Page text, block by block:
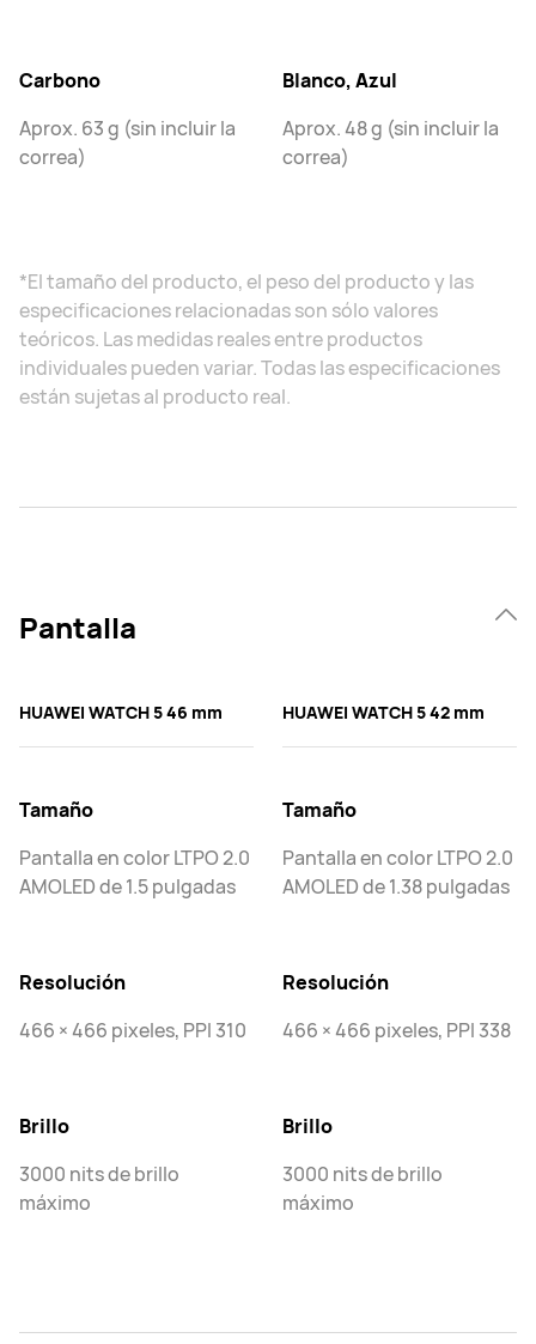
Carbono
Aprox. 63 g (sin incluir la
correa)
Blanco, Azul
Aprox. 48 g (sin incluir la
correa)
*El tamaño del producto, el peso del producto y las
especificaciones relacionadas son sólo valores
teóricos. Las medidas reales entre productos
individuales pueden variar. Todas las especificaciones
están sujetas al producto real.
Pantalla
HUAWEI WATCH 5 46 mm
Tamaño
Pantalla en color LTPO 2.0
AMOLED de 1.5 pulgadas
Resolución
466 × 466 pixeles, PPI 310
Brillo
3000 nits de brillo
máximo
HUAWEI WATCH 5 42 mm
Tamaño
Pantalla en color LTPO 2.0
AMOLED de 1.38 pulgadas
Resolución
466 × 466 pixeles, PPI 338
Brillo
3000 nits de brillo
máximo